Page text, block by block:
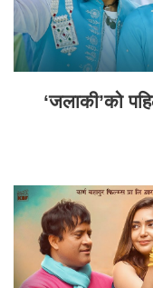
‘जलाकी’को